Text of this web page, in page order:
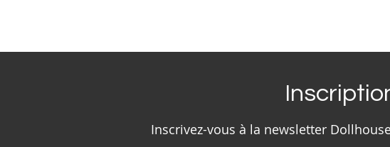
Inscrivez-vous à la newsletter